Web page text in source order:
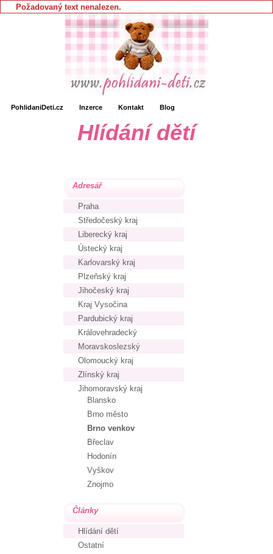
Požadovaný text nenalezen.
PohlidaniDeti.cz Inzerce Kontakt Blog
Hlídání dětí
Adresář
Praha
Středočeský kraj
Liberecký kraj
Ústecký kraj
Karlovarský kraj
Plzeňský kraj
Jihočeský kraj
Kraj Vysočina
Pardubický kraj
Královehradecký
Moravskoslezský
Olomoucký kraj
Zlínský kraj
Jihomoravský kraj
Blansko
Brno město
Brno venkov
Břeclav
Hodonín
Vyškov
Znojmo
Články
Hlídání dětí
Ostatní